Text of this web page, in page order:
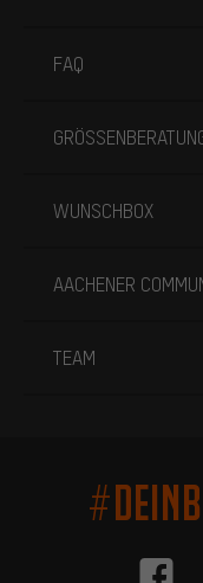
FAQ
WUNSCHBOX
AACHENER
TEAM